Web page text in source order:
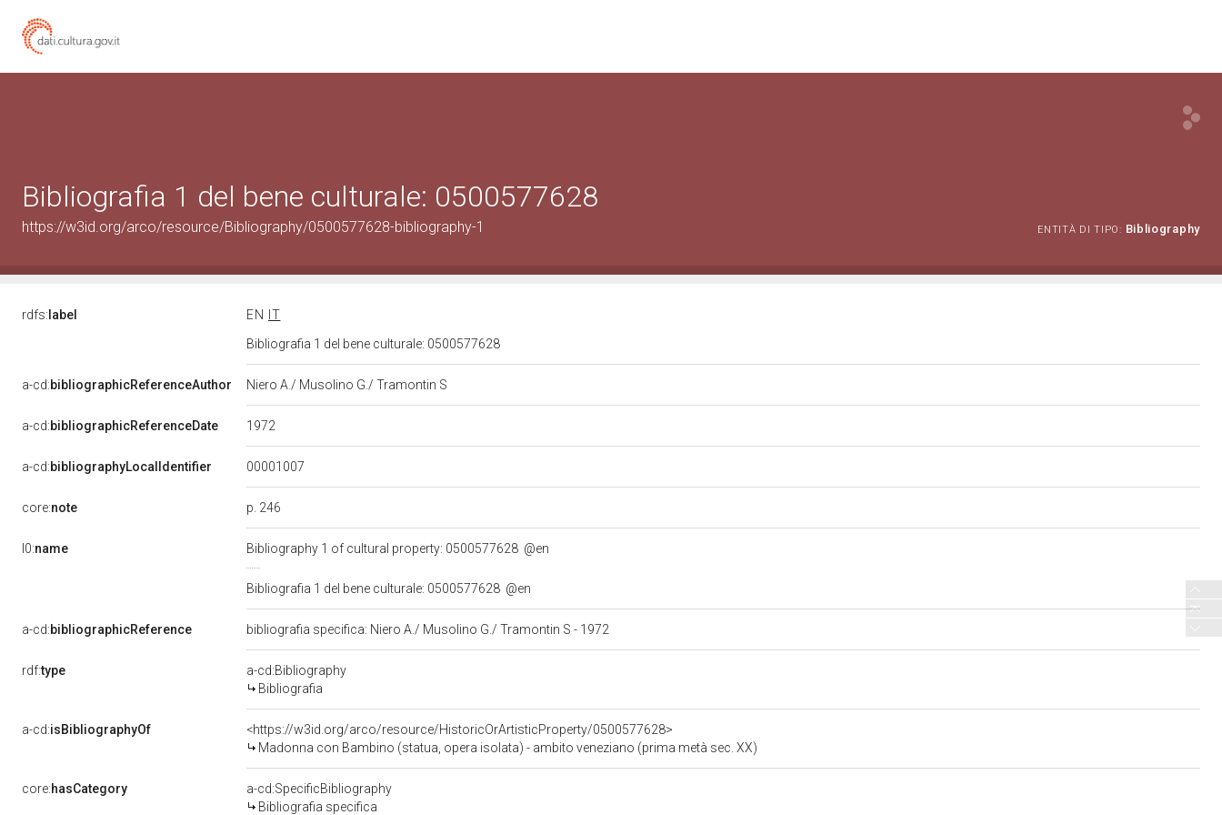
Bibliografia 1 del bene culturale: 0500577628
https://w3id.org/arco/resource/Bibliography/0500577628-bibliography-1 ENTITÀ DI TIPO: Bibliography
rdfs: label EN
IT
Bibliografia 1 del bene culturale: 0500577628
a-cd:bibliographicReferenceAuthor Niero A./ Musolino G./ Tramontin S
a-cd:bibliographicReferenceDate 1972
a-cd:bibliographyLocalIdentifier 00001007
core:note p. 246
l0:name Bibliography 1 of cultural property: 0500577628 @en
Bibliografia 1 del bene culturale: 0500577628 @en
a-cd:bibliographicReference bibliografia specifica: Niero A./ Musolino G./ Tramontin S - 1972
rdf:type
a-cd:Bibliography
Bibliografia
a-cd:isBibliographyOf
<https://w3id.org/arco/resource/HistoricOrArtisticProperty/0500577628>
Madonna con Bambino (statua, opera isolata) - ambito veneziano (prima metà sec. XX)
core:hasCategory
a-cd:SpecificBibliography
Bibliografia specifica